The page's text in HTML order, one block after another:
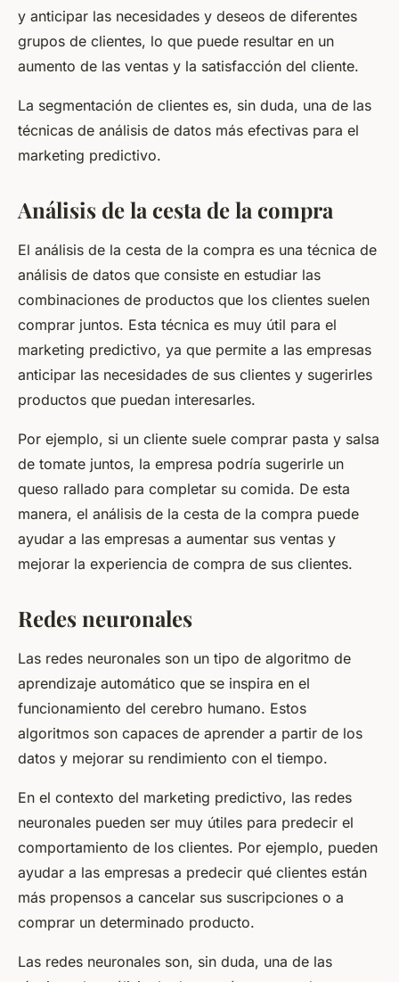
y anticipar las necesidades y deseos de diferentes
grupos de clientes, lo que puede resultar en un
aumento de las ventas y la satisfacción del cliente.
La segmentación de clientes es, sin duda, una de las
técnicas de análisis de datos más efectivas para el
marketing predictivo.
Análisis de la cesta de la compra
El análisis de la cesta de la compra es una técnica de
análisis de datos que consiste en estudiar las
combinaciones de productos que los clientes suelen
comprar juntos. Esta técnica es muy útil para el
marketing predictivo, ya que permite a las empresas
anticipar las necesidades de sus clientes y sugerirles
productos que puedan interesarles.
Por ejemplo, si un cliente suele comprar pasta y salsa
de tomate juntos, la empresa podría sugerirle un
queso rallado para completar su comida. De esta
manera, el análisis de la cesta de la compra puede
ayudar a las empresas a aumentar sus ventas y
mejorar la experiencia de compra de sus clientes.
Redes neuronales
Las redes neuronales son un tipo de algoritmo de
aprendizaje automático que se inspira en el
funcionamiento del cerebro humano. Estos
algoritmos son capaces de aprender a partir de los
datos y mejorar su rendimiento con el tiempo.
En el contexto del marketing predictivo, las redes
neuronales pueden ser muy útiles para predecir el
comportamiento de los clientes. Por ejemplo, pueden
ayudar a las empresas a predecir qué clientes están
más propensos a cancelar sus suscripciones o a
comprar un determinado producto.
Las redes neuronales son, sin duda, una de las